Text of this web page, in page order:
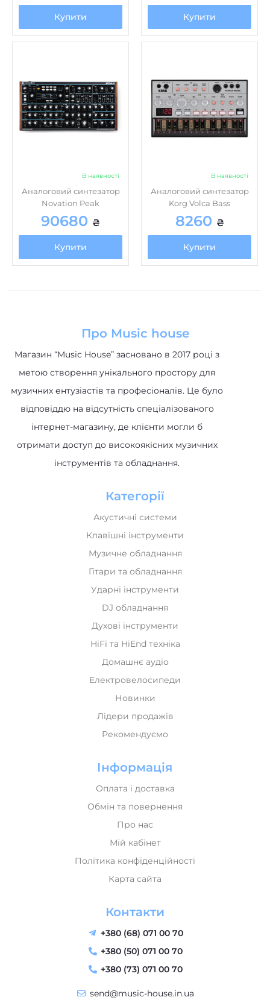
Купити Купити
В наявності
Аналоговий синтезатор
Novation Peak
90680 ₴
Купити
В наявності
Аналоговий синтезатор
Korg Volca Bass
8260 ₴
Купити
Про Music house
Магазин “Music House” засновано в 2017 році з
метою створення унікального простору для
музичних ентузіастів та професіоналів. Це було
відповіддю на відсутність спеціалізованого
інтернет-магазину, де клієнти могли б
отримати доступ до високоякісних музичних
інструментів та обладнання.
Категорії
Акустичні системи
Клавішні інструменти
Музичне обладнання
Гітари та обладнання
Ударні інструменти
DJ обладнання
Духові інструменти
HiFi та HiEnd техніка
Домашнє аудіо
Електровелосипеди
Новинки
Лідери продажів
Рекомендуємо
Інформація
Оплата і доставка
Обмін та повернення
Про нас
Мій кабінет
Політика конфіденційності
Карта сайта
Контакти
+380 (68) 071 00 70
+380 (50) 071 00 70
+380 (73) 071 00 70
send@music-house.in.ua